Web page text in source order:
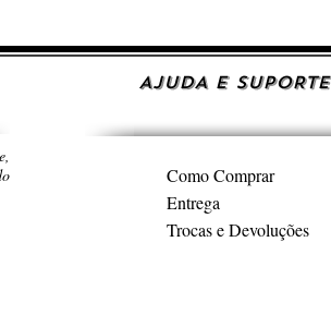
AJUDA E SUPORTE
Como Comprar
Entrega
Trocas e Devoluções